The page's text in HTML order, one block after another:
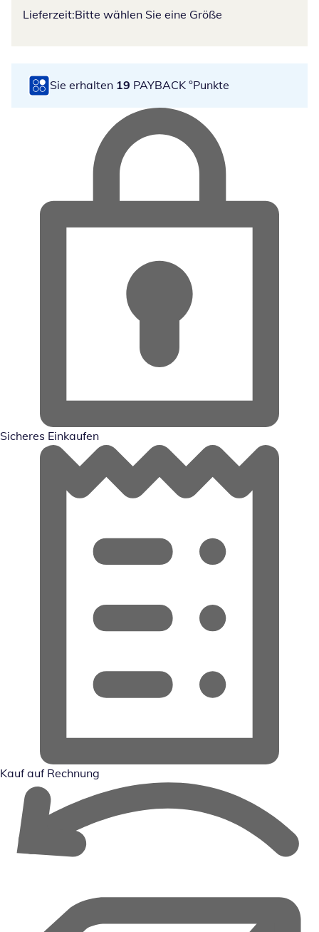
Lieferzeit:Bitte wählen Sie eine Größe
Sie erhalten 19 PAYBACK °Punkte
Sicheres Einkaufen
Kauf auf Rechnung